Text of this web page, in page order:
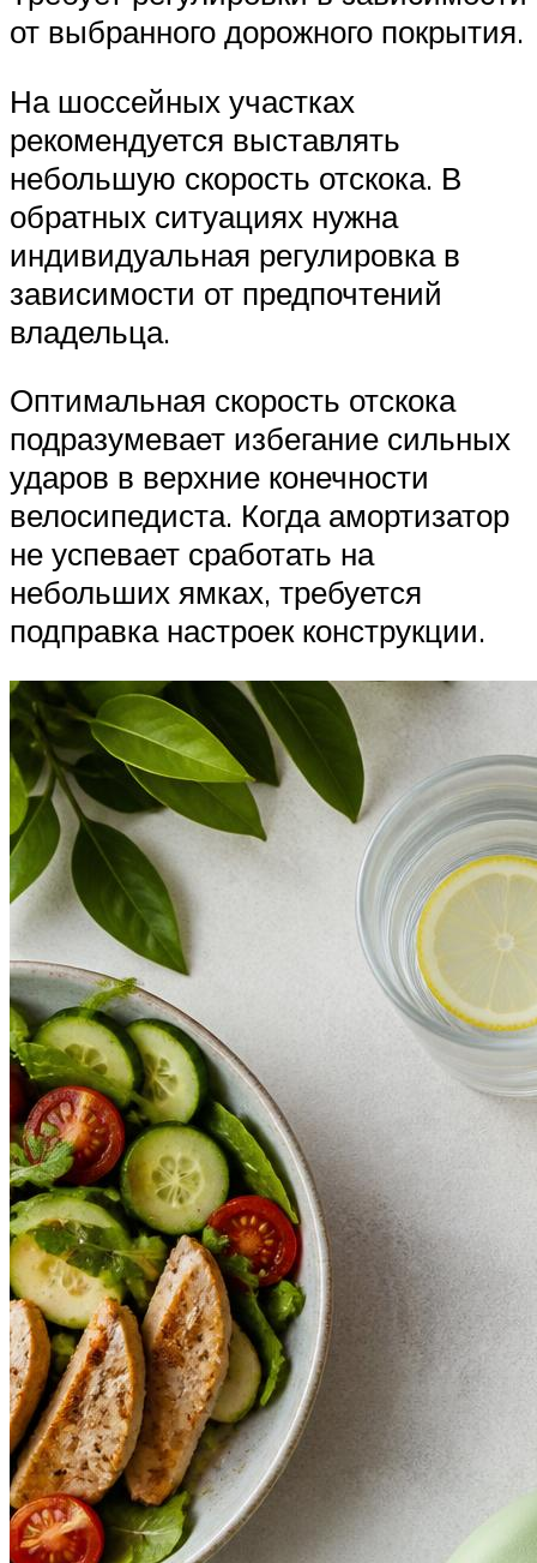
от выбранного дорожного покрытия.
На шоссейных участках
рекомендуется выставлять
небольшую скорость отскока. В
обратных ситуациях нужна
индивидуальная регулировка в
зависимости от предпочтений
владельца.
Оптимальная скорость отскока
подразумевает избегание сильных
ударов в верхние конечности
велосипедиста. Когда амортизатор
не успевает сработать на
небольших ямках, требуется
подправка настроек конструкции.